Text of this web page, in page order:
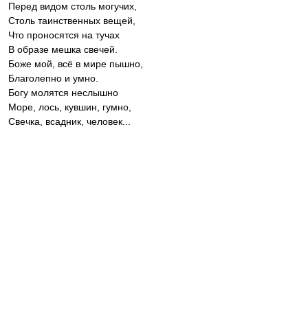
Перед видом столь могучих,
Столь таинственных вещей,
Что проносятся на тучах
В образе мешка свечей.
Боже мой, всё в мире пышно,
Благолепно и умно.
Богу молятся неслышно
Море, лось, кувшин, гумно,
Свечка, всадник, человек...